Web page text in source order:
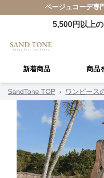
ベージュコーデ専
5,500円以上
新着商品 商品
SandTone TOP › ワンピース